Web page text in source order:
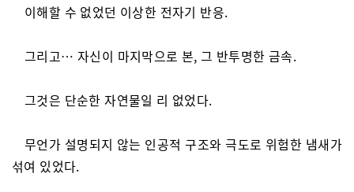
이해할 수 없었던 이상한 전자기 반응.
그리고… 자신이 마지막으로 본, 그 반투명한 금속.
그것은 단순한 자연물일 리 없었다.
무언가 설명되지 않는 인공적 구조와 극도로 위험한 냄새가
섞여 있었다.